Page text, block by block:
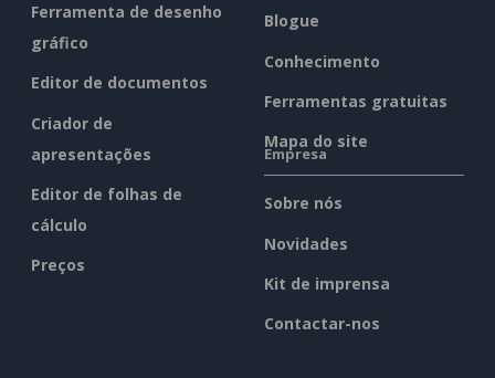
Ferramenta de desenho
gráfico
Editor de documentos
Criador de
apresentações
Editor de folhas de
cálculo
Preços
Blogue
Conhecimento
Ferramentas gratuitas
Mapa do site
Empresa
Sobre nós
Novidades
Kit de imprensa
Contactar-nos